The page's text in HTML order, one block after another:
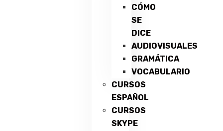
CÓMO
SE
DICE
AUDIOVISUALES
GRAMÁTICA
VOCABULARIO
CURSOS
ESPAÑOL
CURSOS
SKYPE